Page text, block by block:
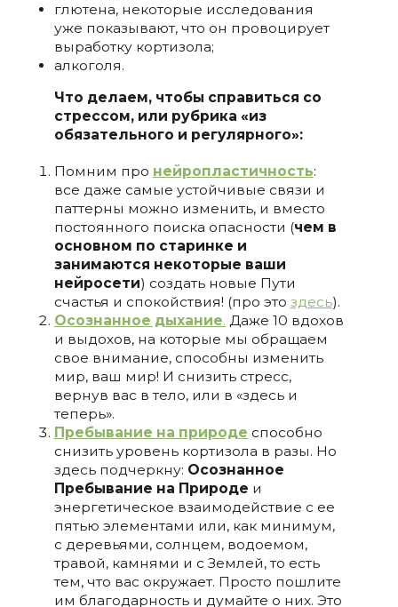
глютена, некоторые исследования
уже показывают, что он провоцирует
выработку кортизола;
алкоголя.
Что делаем, чтобы справиться со
стрессом, или рубрика «из
обязательного и регулярного»:
Помним про нейропластичность:
все даже самые устойчивые связи и
паттерны можно изменить, и вместо
постоянного поиска опасности (чем в
основном по старинке и
занимаются некоторые ваши
нейросети) создать новые Пути
счастья и спокойствия! (про это здесь).
Осознанное дыхание. Даже 10 вдохов
и выдохов, на которые мы обращаем
свое внимание, способны изменить
мир, ваш мир! И снизить стресс,
вернув вас в тело, или в «здесь и
теперь».
Пребывание на природе способно
снизить уровень кортизола в разы. Но
здесь подчеркну: Осознанное
Пребывание на Природе и
энергетическое взаимодействие с ее
пятью элементами или, как минимум,
с деревьями, солнцем, водоемом,
травой, камнями и с Землей, то есть
тем, что вас окружает. Просто пошлите
им благодарность и думайте о них. Это